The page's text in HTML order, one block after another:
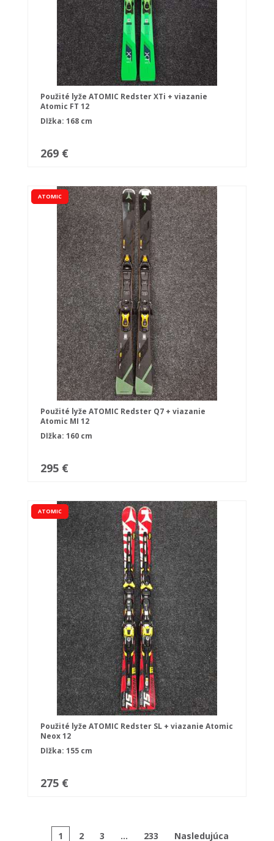
Použité lyže ATOMIC Redster XTi + viazanie
Atomic FT 12
Dĺžka: 168 cm
269 €
ATOMIC
Použité lyže ATOMIC Redster Q7 + viazanie
Atomic MI 12
Dĺžka: 160 cm
295 €
ATOMIC
Použité lyže ATOMIC Redster SL + viazanie Atomic
Neox 12
Dĺžka: 155 cm
275 €
1 2 3 ... 233
Nasledujúca